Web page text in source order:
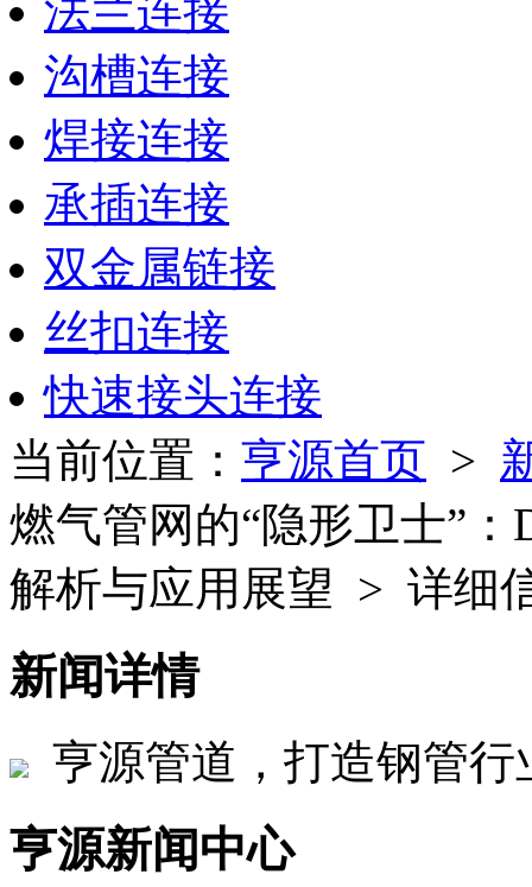
法兰连接
沟槽连接
焊接连接
承插连接
双金属链接
丝扣连接
快速接头连接
当前位置： 亨源首页 >
燃气管网的“隐形卫士”
解析与应用展望 > 详细
新闻详情
亨源管道，打造钢管
亨源新闻中心